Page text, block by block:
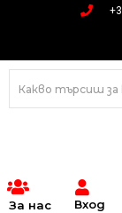
За нас Вход